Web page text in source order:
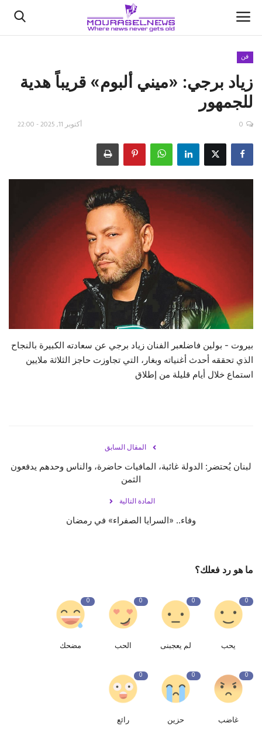
الأخبار
كتّابنا
اقتصاد
علوم وتكنولوجيا
رياضة
فن
زياد برجي: «ميني ألبوم» قريباً هدية
للجمهور
أكتوبر 11, 2025 - 22:00 0
بيروت - بولين فاضلعبر الفنان زياد برجي عن سعادته الكبيرة بالنجاح
الذي تحققه أحدث أغنياته وبغار، التي تجاوزت حاجز الثلاثة ملايين
استماع خلال أيام قليلة من إطلاق
المقال السابق
لبنان يُحتضر: الدولة غائبة، المافيات حاضرة، والناس وحدهم يدفعون
الثمن
المادة التالية
وفاء.. «السرايا الصفراء» في رمضان
ما هو رد فعلك؟
0
يحب
0
لم يعجبنى
0
الحب
0
مضحك
0
غاضب
0
حزين
0
رائع